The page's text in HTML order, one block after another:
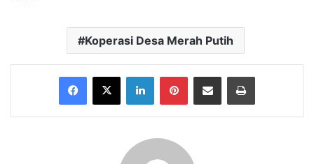
Koperasi Desa Merah Putih
Facebook
X LinkedInPinterestShare via Email Print